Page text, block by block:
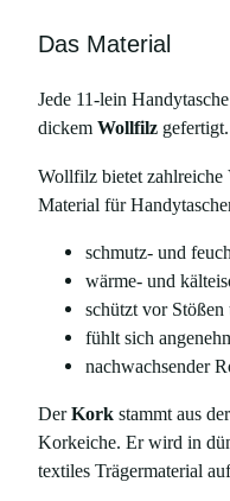
f
r
i
h
o
d
1
5
Das Material
Jede 11-lein
dickem Wollfilz gefertigt.
Wollfilz bietet zahlreiche
Material für
schmutz- und
wärme- und
schützt vor
fühlt sich
nachwachsender
DerKork stammt aus
Korkeiche. Er wird in
textiles Trägermaterial